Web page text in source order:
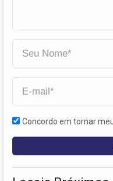
Concordo em tornar